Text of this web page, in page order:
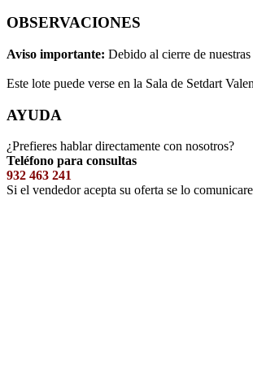
OBSERVACIONES
Aviso importante: Debido al cierre de
Este lote puede verse en la Sala de Setdart
AYUDA
¿Prefieres hablar directamente con nosotros?
Teléfono para consultas
932 463 241
Si el vendedor acepta su oferta se lo